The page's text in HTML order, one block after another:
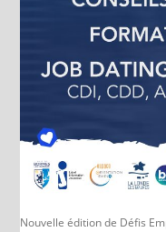
Nouvelle édition de Défis